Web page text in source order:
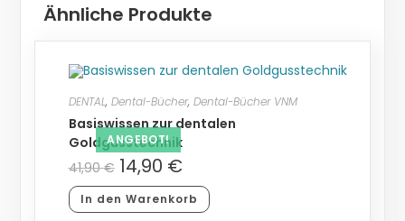
Ähnliche Produkte
ANGEBOT!
DENTAL, Dental-Bücher, Dental-Bücher VNM
Basiswissen zur dentalen
Goldgusstechnik
41,90€ 14,90 €
In den Warenkorb